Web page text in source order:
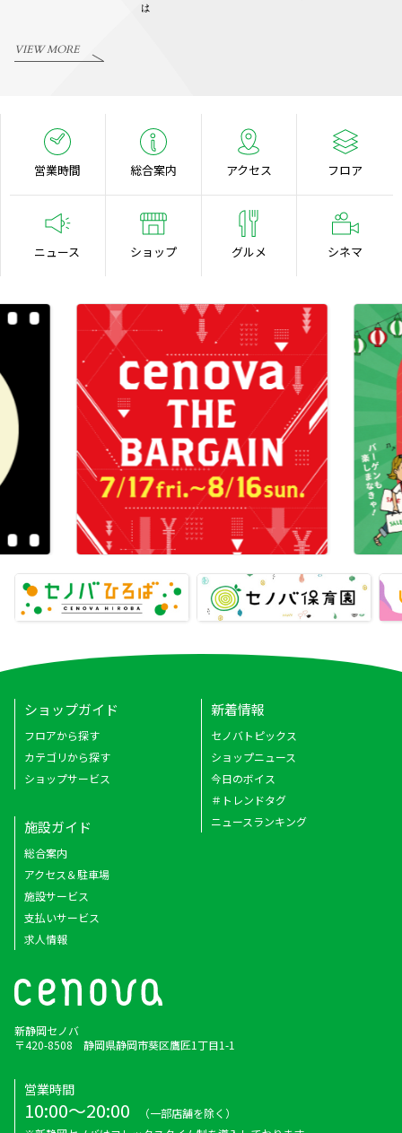
VIEW MORE
営業時間 総合案内 アクセス フロア
ニュース ショップ グルメ シネマ
ショップガイド
フロアから探す
カテゴリから探す
ショップサービス
新着情報
セノバトピックス
ショップニュース
今日のボイス
＃トレンドタグ
ニュースランキング
施設ガイド
総合案内
アクセス＆駐車場
施設サービス
支払いサービス
求人情報
新静岡セノバ
〒420-8508 静岡県静岡市葵区鷹匠1丁目1-1
営業時間
10:00～20:00
（一部店舗を除く）